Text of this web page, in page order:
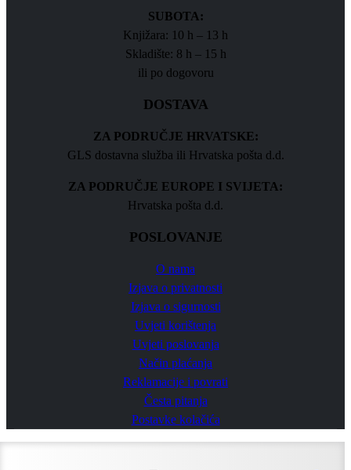
SUBOTA:
Knjižara: 10 h – 13 h
Skladište: 8 h – 15 h
ili po dogovoru
DOSTAVA
ZA PODRUČJE HRVATSKE:
GLS dostavna služba ili Hrvatska pošta d.d.
ZA PODRUČJE EUROPE I SVIJETA:
Hrvatska pošta d.d.
POSLOVANJE
O nama
Izjava o privatnosti
Izjava o sigurnosti
Uvjeti korištenja
Uvjeti poslovanja
Način plaćanja
Reklamacije i povrati
Česta pitanja
Postavke kolačića